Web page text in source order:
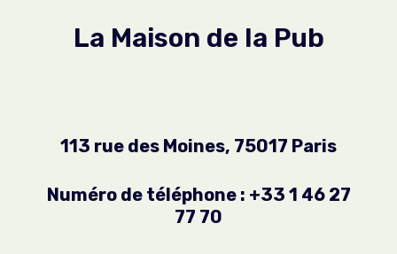
La Maison de la Pub
113 rue des Moines, 75017 Paris
Numéro de téléphone : +33 1 46 27
77 70